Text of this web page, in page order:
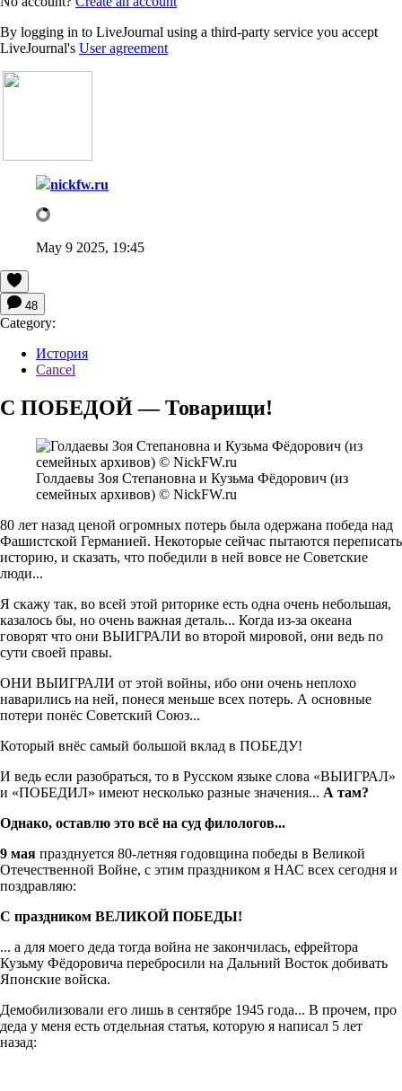
By logging in to LiveJournal using a third-party service you accept
LiveJournal's User agreement
nickfw.ru
May 9 2025, 19:45
48
Category:
История
Cancel
С ПОБЕДОЙ — Товарищи!
Голдаевы Зоя Степановна и Кузьма Фёдорович (из
семейных архивов) © NickFW.ru
80 лет назад ценой огромных потерь была одержана победа над
Фашистской Германией. Некоторые сейчас пытаются переписать
историю, и сказать, что победили в ней вовсе не Советские
люди...
Я скажу так, во всей этой риторике есть одна очень небольшая,
казалось бы, но очень важная деталь... Когда из-за океана
говорят что они ВЫИГРАЛИ во второй мировой, они ведь по
сути своей правы.
ОНИ ВЫИГРАЛИ от этой войны, ибо они очень неплохо
наварились на ней, понеся меньше всех потерь. А основные
потери понёс Советский Союз...
Который внёс самый большой вклад в ПОБЕДУ!
И ведь если разобраться, то в Русском языке слова «ВЫИГРАЛ»
и «ПОБЕДИЛ» имеют несколько разные значения... А там?
Однако, оставлю это всё на суд филологов...
9 мая празднуется 80-летняя годовщина победы в Великой
Отечественной Войне, с этим праздником я НАС всех сегодня и
поздравляю:
С праздником ВЕЛИКОЙ ПОБЕДЫ!
... а для моего деда тогда война не закончилась, ефрейтора
Кузьму Фёдоровича перебросили на Дальний Восток добивать
Японские войска.
Демобилизовали его лишь в сентябре 1945 года... В прочем, про
деда у меня есть отдельная статья, которую я написал 5 лет
назад: